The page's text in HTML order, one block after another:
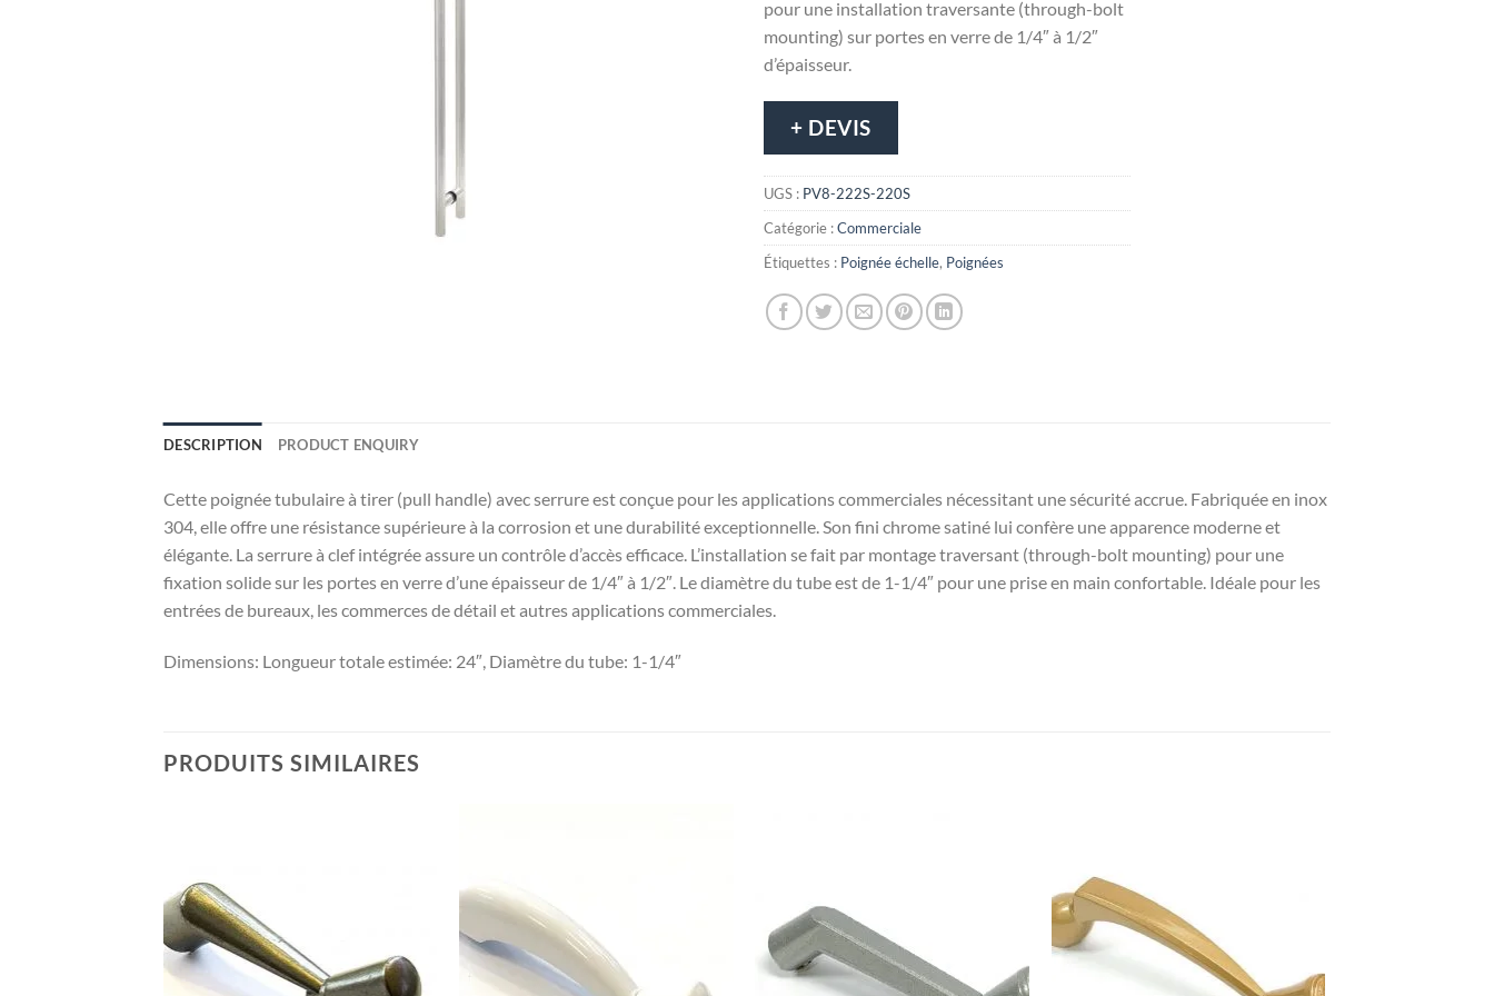
pour une installation traversante (through-bolt
mounting) sur portes en verre de 1/4″ à 1/2″
d’épaisseur.
+ DEVIS
UGS : PV8-222S-220S
Catégorie :Commerciale
Étiquettes : Poignée échelle, Poignées
DESCRIPTION PRODUCT ENQUIRY
Cette poignée tubulaire à tirer (pull handle) avec serrure est conçue pour les applications commerciales nécessitant une sécurité accrue. Fabriquée en inox
304, elle offre une résistance supérieure à la corrosion et une durabilité exceptionnelle. Son fini chrome satiné lui confère une apparence moderne et
élégante. La serrure à clef intégrée assure un contrôle d’accès efficace. L’installation se fait par montage traversant (through-bolt mounting) pour une
fixation solide sur les portes en verre d’une épaisseur de 1/4″ à 1/2″. Le diamètre du tube est de 1-1/4″ pour une prise en main confortable. Idéale pour les
entrées de bureaux, les commerces de détail et autres applications commerciales.
Dimensions: Longueur totale estimée: 24″, Diamètre du tube: 1-1/4″
PRODUITS SIMILAIRES